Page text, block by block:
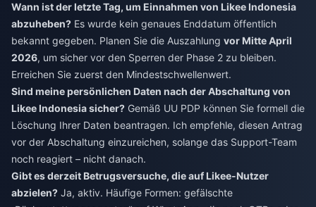
Wann ist der letzte Tag, um Einnahmen von Likee Indonesia
abzuheben? Es wurde kein genaues Enddatum öffentlich
bekannt gegeben. Planen Sie die Auszahlung vor Mitte April
2026, um sicher vor den Sperren der Phase 2 zu bleiben.
Erreichen Sie zuerst den Mindestschwellenwert.
Sind meine persönlichen Daten nach der Abschaltung von
Likee Indonesia sicher? Gemäß UU PDP können Sie formell die
Löschung Ihrer Daten beantragen. Ich empfehle, diesen Antrag
vor der Abschaltung einzureichen, solange das Support-Team
noch reagiert – nicht danach.
Gibt es derzeit Betrugsversuche, die auf Likee-Nutzer
abzielen? Ja, aktiv. Häufige Formen: gefälschte